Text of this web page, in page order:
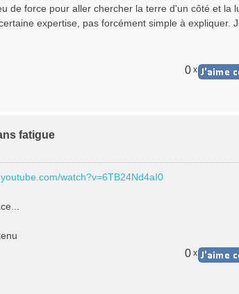
de force pour aller chercher la terre d'un côté et la
expertise, pas forcément simple à expliquer.
0 x
fatigue
watch?v=6TB24Nd4aI0
0 x